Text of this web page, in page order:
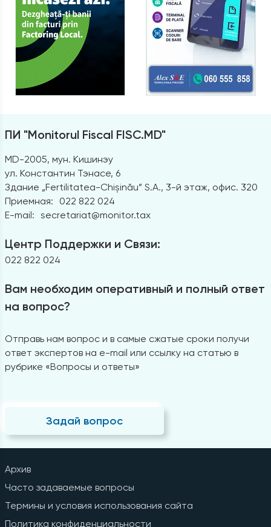
ПИ "Monitorul Fiscal FISC.MD"
MD-2005, мун. Кишинэу
ул. Константин Тэнасе, 6
Здание „Fertilitatea-Chișinău” S.A., 3-й этаж, офис. 320
Приемная:
022 822 024
E-mail: secretariat@monitor.tax
Центр Поддержки и Связи:
022 822 024
Вам необходим оперативный и полный ответ
на вопрос?
Отправь нам вопрос и в самые сжатые сроки получи
ответ экспертов на e-mail или ссылку на статью в
рубрике «Вопросы и ответы»
Задай вопрос
Архив
Часто задаваемые вопросы
Термины и условия использования сайта
Политика конфиденциальности